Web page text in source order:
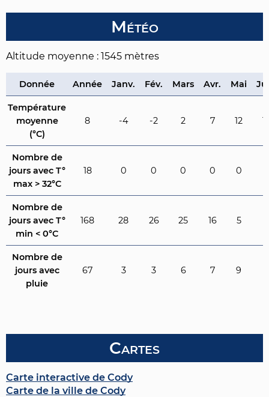
Météo
Altitude moyenne : 1545 mètres
Donnée Année Janv. Fév. Mars Avr. Mai
Température
moyenne
(°C)
8 -4 -2 2 7 12
Nombre de
jours avec T°
max > 32°C
18 0 0 0 0 0
Nombre de
jours avec T°
min < 0°C
168 28 26 25 16 5
Nombre de
jours avec
pluie
67 3 3 6 7 9
Cartes
Carte interactive de Cody
Carte de la ville de Cody